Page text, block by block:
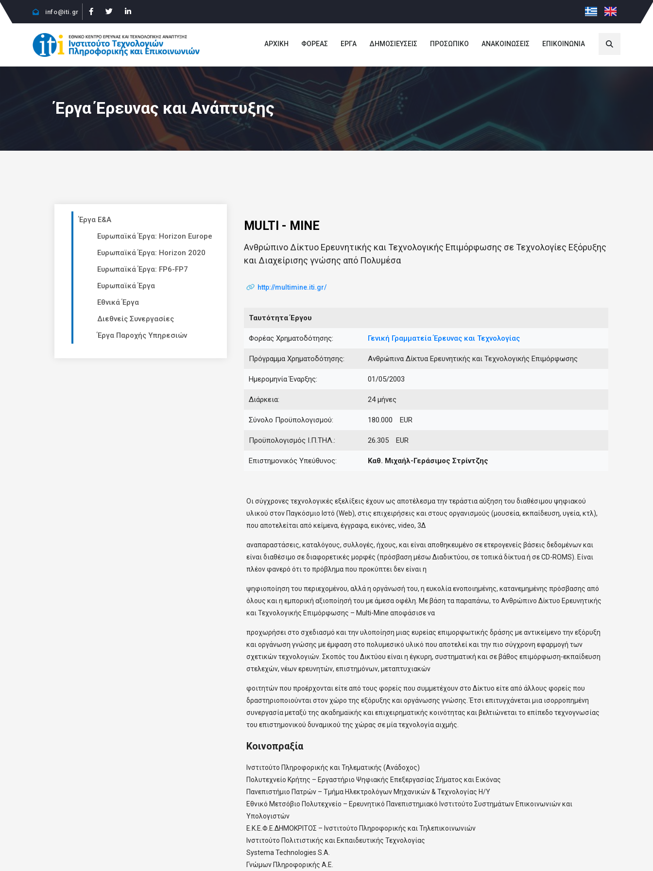
info@iti.gr
ΑΡΧΙΚΗ ΦΟΡΕΑΣ ΕΡΓΑ ΔΗΜΟΣΙΕΥΣΕΙΣ ΠΡΟΣΩΠΙΚΟ ΑΝΑΚΟΙΝΩΣΕΙΣ ΕΠΙΚΟΙΝΩΝΙΑ
Έργα Έρευνας και Ανάπτυξης
Έργα Ε&Α
Ευρωπαϊκά Έργα: Horizon Europe
Ευρωπαϊκά Έργα: Horizon 2020
Ευρωπαϊκά Έργα: FP6-FP7
Ευρωπαϊκά Έργα
Εθνικά Έργα
Διεθνείς Συνεργασίες
Έργα Παροχής Υπηρεσιών
MULTI - MINE
Ανθρώπινο Δίκτυο Ερευνητικής και Τεχνολογικής Επιμόρφωσης σε Τεχνολογίες Εξόρυξης
και Διαχείρισης γνώσης από Πολυμέσα
http://multimine.iti.gr/
Ταυτότητα Έργου
Φορέας Χρηματοδότησης: Γενική Γραμματεία Έρευνας και Τεχνολογίας
Πρόγραμμα Χρηματοδότησης: Ανθρώπινα Δίκτυα Ερευνητικής και Τεχνολογικής Επιμόρφωσης
Ημερομηνία Έναρξης: 01/05/2003
Διάρκεια: 24 μήνες
Σύνολο Προϋπολογισμού: 180.000 EUR
Προϋπολογισμός Ι.Π.ΤΗΛ.: 26.305 EUR
Επιστημονικός Υπεύθυνος: Καθ. Μιχαήλ-Γεράσιμος Στρίντζης
Οι σύγχρονες τεχνολογικές εξελίξεις έχουν ως αποτέλεσμα την τεράστια αύξηση του διαθέσιμου ψηφιακού
υλικού στον Παγκόσμιο Ιστό (Web), στις επιχειρήσεις και στους οργανισμούς (μουσεία, εκπαίδευση, υγεία, κτλ),
που αποτελείται από κείμενα, έγγραφα, εικόνες, video, 3Δ
αναπαραστάσεις, καταλόγους, συλλογές, ήχους, και είναι αποθηκευμένο σε ετερογενείς βάσεις δεδομένων και
είναι διαθέσιμο σε διαφορετικές μορφές (πρόσβαση μέσω Διαδικτύου, σε τοπικά δίκτυα ή σε CD-ROMS). Είναι
πλέον φανερό ότι το πρόβλημα που προκύπτει δεν είναι η
ψηφιοποίηση του περιεχομένου, αλλά η οργάνωσή του, η ευκολία ενοποιημένης, κατανεμημένης πρόσβασης από
όλους και η εμπορική αξιοποίησή του με άμεσα οφέλη. Με βάση τα παραπάνω, τo Ανθρώπινο Δίκτυο Ερευνητικής
και Τεχνολογικής Επιμόρφωσης – Multi-Mine αποφάσισε να
προχωρήσει στο σχεδιασμό και την υλοποίηση μιας ευρείας επιμορφωτικής δράσης με αντικείμενο την εξόρυξη
και οργάνωση γνώσης με έμφαση στο πολυμεσικό υλικό που αποτελεί και την πιο σύγχρονη εφαρμογή των
σχετικών τεχνολογιών. Σκοπός του Δικτύου είναι η έγκυρη, συστηματική και σε βάθος επιμόρφωση-εκπαίδευση
στελεχών, νέων ερευνητών, επιστημόνων, μεταπτυχιακών
φοιτητών που προέρχονται είτε από τους φορείς που συμμετέχουν στο Δίκτυο είτε από άλλους φορείς που
δραστηριοποιούνται στον χώρο της εξόρυξης και οργάνωσης γνώσης. Έτσι επιτυγχάνεται μια ισορροπημένη
συνεργασία μεταξύ της ακαδημαϊκής και επιχειρηματικής κοινότητας και βελτιώνεται το επίπεδο τεχνογνωσίας
του επιστημονικού δυναμικού της χώρας σε μία τεχνολογία αιχμής.
Κοινοπραξία
Ινστιτούτο Πληροφορικής και Τηλεματικής (Ανάδοχος)
Πολυτεχνείο Κρήτης – Εργαστήριο Ψηφιακής Επεξεργασίας Σήματος και Εικόνας
Πανεπιστήμιο Πατρών – Τμήμα Ηλεκτρολόγων Μηχανικών & Τεχνολογίας Η/Y
Εθνικό Μετσόβιο Πολυτεχνείο – Ερευνητικό Πανεπιστημιακό Ινστιτούτο Συστημάτων Επικοινωνιών και
Υπολογιστών
Ε.Κ.Ε.Φ.Ε.ΔΗΜΟΚΡΙΤΟΣ – Ινστιτούτο Πληροφορικής και Τηλεπικοινωνιών
Ινστιτούτο Πολιτιστικής και Εκπαιδευτικής Τεχνολογίας
Systema Technologies S.A.
Γνώμων Πληροφορικής Α.Ε.